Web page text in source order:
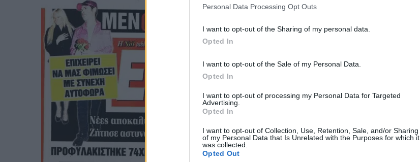
Personal Data Processing Opt Outs
I want to opt-out of the Sharing of my personal data.
Opted In
I want to opt-out of the Sale of my Personal Data.
Opted In
I want to opt-out of processing my Personal Data for Targeted
Advertising.
Opted In
I want to opt-out of Collection, Use, Retention, Sale, and/or Sharing
of my Personal Data that Is Unrelated with the Purposes for which it
was collected.
Opted Out